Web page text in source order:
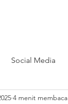
Social Media
4 menit membaca